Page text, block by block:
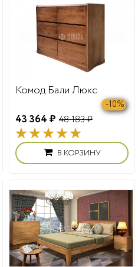
Комод Бали Люкс
43 364 ₽ 48 183 ₽
-10%
В КОРЗИНУ